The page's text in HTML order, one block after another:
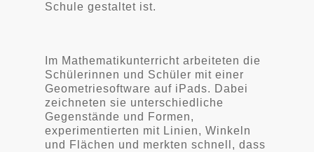
Schule gestaltet ist.
Im Mathematikunterricht arbeiteten die
Schülerinnen und Schüler mit einer
Geometriesoftware auf iPads. Dabei
zeichneten sie unterschiedliche
Gegenstände und Formen,
experimentierten mit Linien, Winkeln
und Flächen und merkten schnell, dass